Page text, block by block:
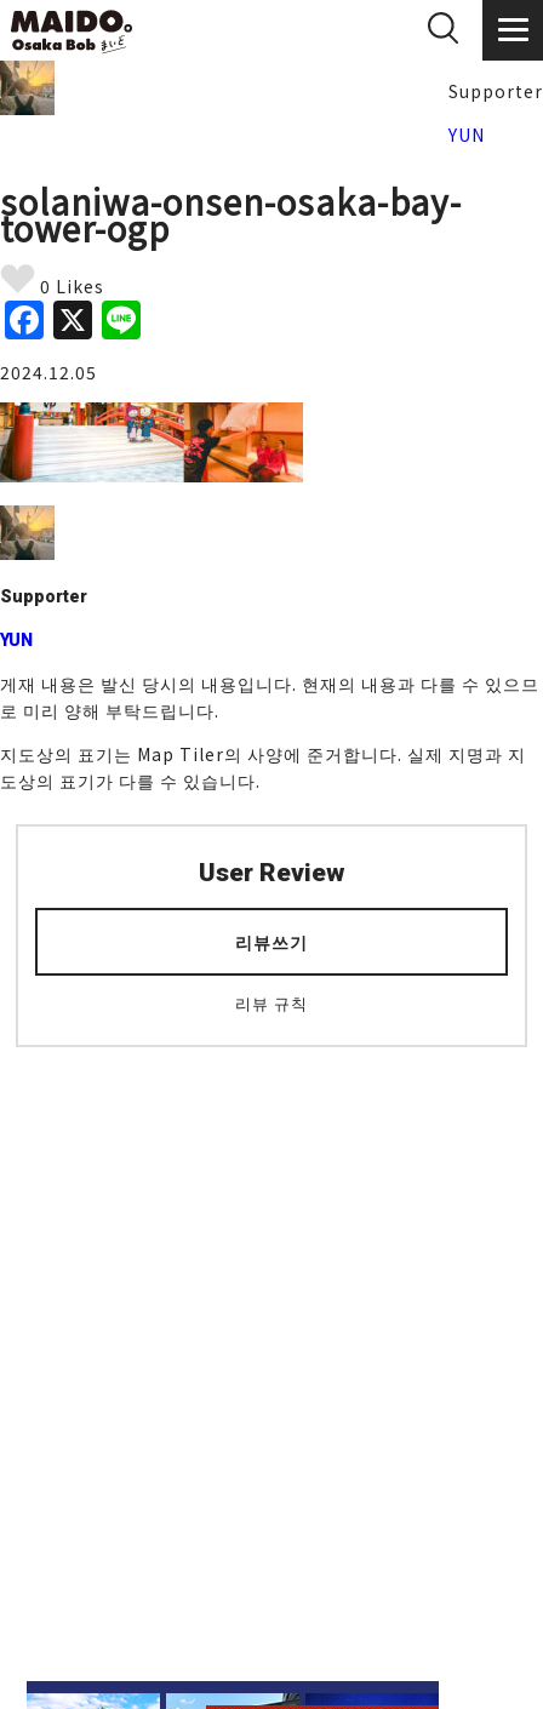
Supporter
YUN
solaniwa-onsen-osaka-bay-
tower-ogp
0 Likes
F
a
c
e
b
o
o
k
X
e
2024.12.05
Supporter
YUN
게재 내용은 발신 당시의 내용입니다. 현재의 내용과 다를 수 있으므
로 미리 양해 부탁드립니다.
지도상의 표기는 Map Tiler의 사양에 준거합니다. 실제 지명과 지
도상의 표기가 다를 수 있습니다.
User Review
리뷰쓰기
리뷰 규칙